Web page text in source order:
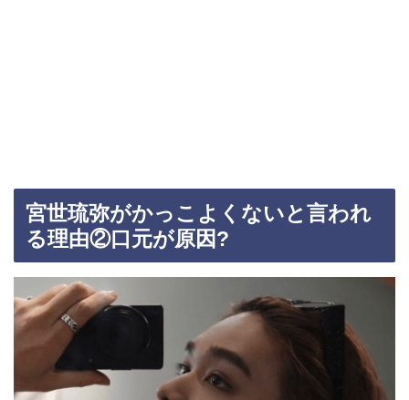
宮世琉弥がかっこよくないと言われ
る理由②口元が原因?